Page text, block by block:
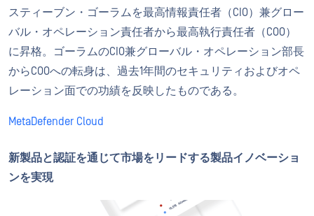
スティーブン・ゴーラムを最高情報責任者（CIO）兼グロー
バル・オペレーション責任者から最高執行責任者（COO）
に昇格。ゴーラムのCIO兼グローバル・オペレーション部長
からCOOへの転身は、過去1年間のセキュリティおよびオペ
レーション面での功績を反映したものである。
MetaDefender Cloud
新製品と認証を通じて市場をリードする製品イノベーショ
ンを実現